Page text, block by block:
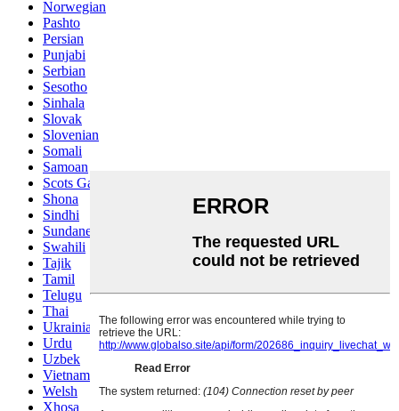
Norwegian
Pashto
Persian
Punjabi
Serbian
Sesotho
Sinhala
Slovak
Slovenian
Somali
Samoan
Scots Gaelic
Shona
Sindhi
Sundanese
Swahili
Tajik
Tamil
Telugu
Thai
Ukrainian
Urdu
Uzbek
Vietnamese
Welsh
Xhosa